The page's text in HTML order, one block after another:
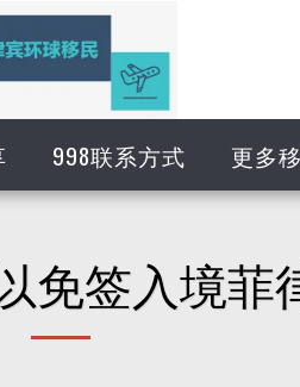
998联系方式 更多
免签入境菲